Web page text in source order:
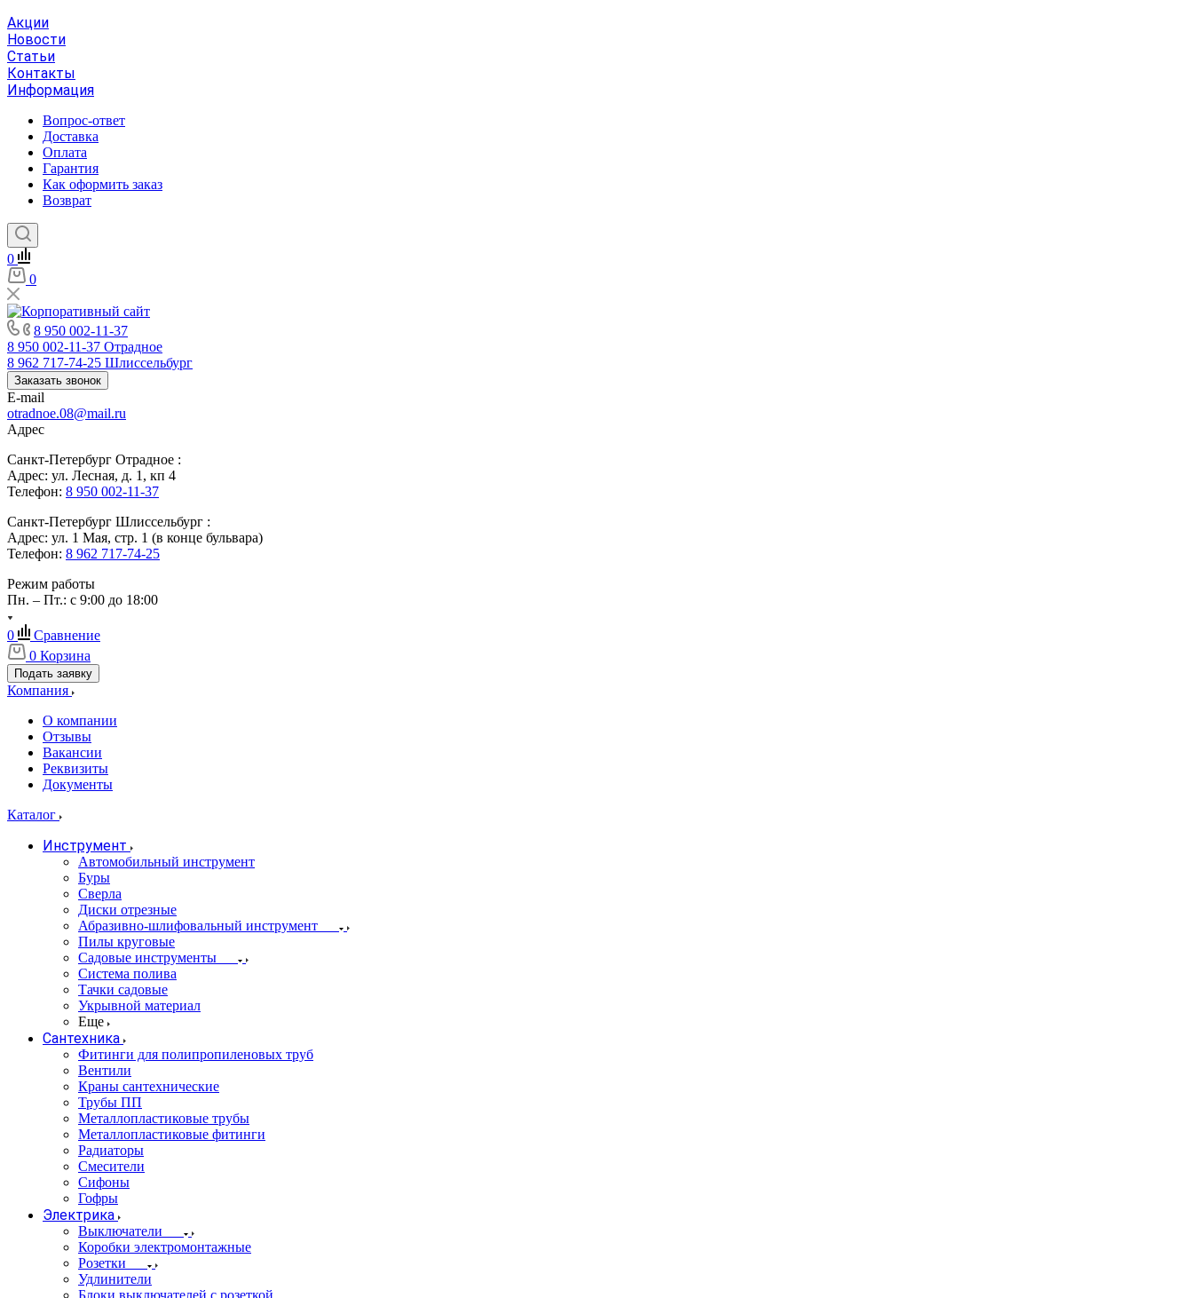
Акции
Новости
Статьи
Контакты
Информация
Вопрос-ответ
Доставка
Оплата
Гарантия
Как оформить заказ
Возврат
0
0
8 950 002-11-37
8 950 002-11-37 Отрадное
8 962 717-74-25 Шлиссельбург
Заказать звонок
E-mail
otradnoe.08@mail.ru
Адрес
Санкт-Петербург Отрадное :
Адрес: ул. Лесная, д. 1, кп 4
Телефон: 8 950 002-11-37
Санкт-Петербург Шлиссельбург :
Адрес: ул. 1 Мая, стр. 1 (в конце бульвара)
Телефон: 8 962 717-74-25
Режим работы
Пн. – Пт.: с 9:00 до 18:00
0
Сравнение
0 Корзина
Подать заявку
Компания
О компании
Отзывы
Вакансии
Реквизиты
Документы
Каталог
Инструмент
Автомобильный инструмент
Буры
Сверла
Диски отрезные
Абразивно-шлифовальный инструмент
Пилы круговые
Садовые инструменты
Система полива
Тачки садовые
Укрывной материал
Еще
Сантехника
Фитинги для полипропиленовых труб
Вентили
Краны сантехнические
Трубы ПП
Металлопластиковые трубы
Металлопластиковые фитинги
Радиаторы
Смесители
Сифоны
Гофры
Электрика
Выключатели
Коробки электромонтажные
Розетки
Удлинители
Блоки выключателей с розеткой